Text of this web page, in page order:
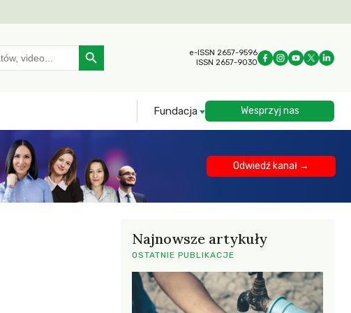
Search Button
e-ISSN 2657-9596
ISSN 2657-9030
Fundacja Wesprzyj nas
Odwiedź kanał →
Najnowsze artykuły
OSTATNIE PUBLIKACJE